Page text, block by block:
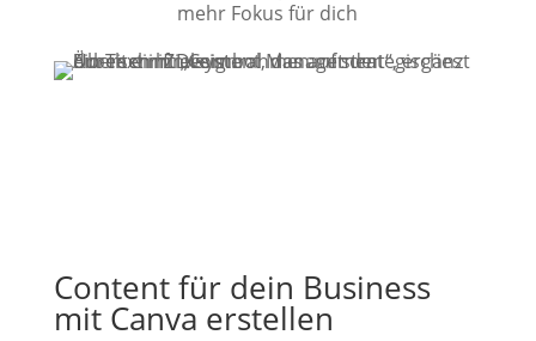
mehr Fokus für dich
Content für dein Business
mit Canva erstellen